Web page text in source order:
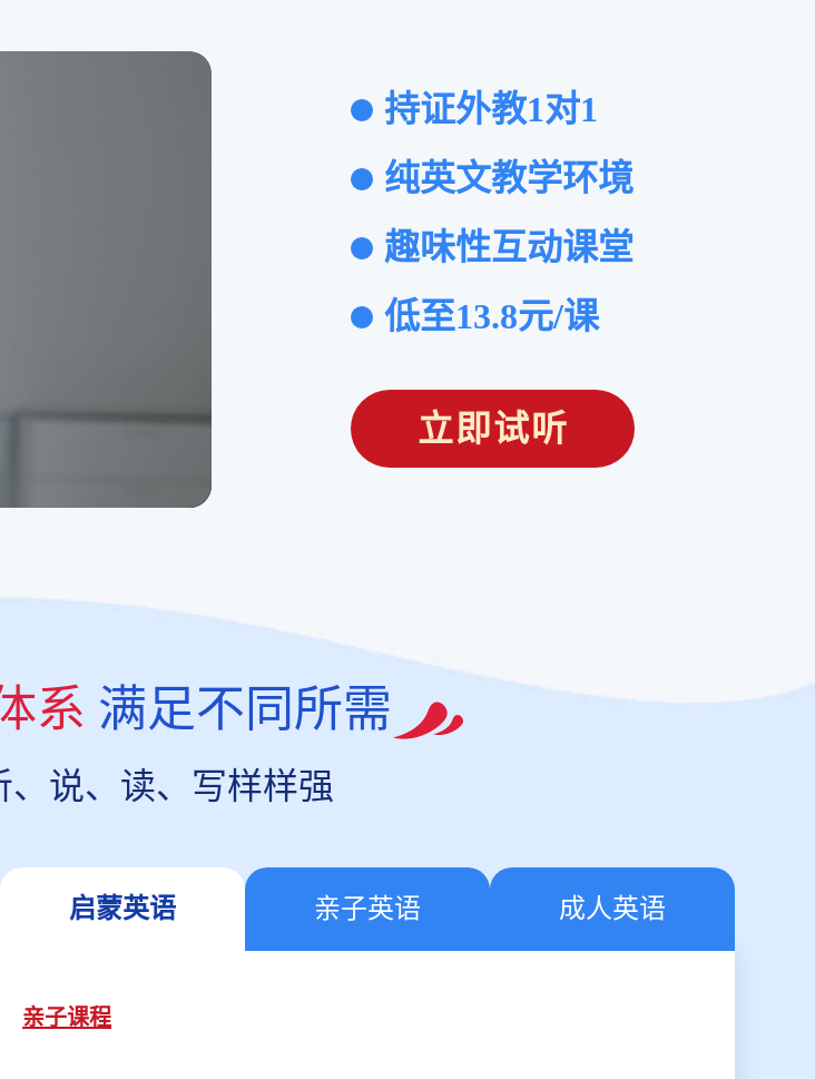
持证外教1对1
纯英文教学环境
趣味性互动课堂
低至13.8元/课
立即试听
系 满足不同所需
、说、读、写样样强
启蒙英语 亲子英语 成人英语
亲子课程